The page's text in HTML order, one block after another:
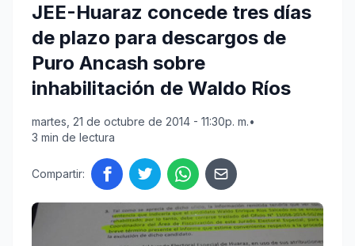
JEE-Huaraz concede tres días
de plazo para descargos de
Puro Ancash sobre
inhabilitación de Waldo Ríos
martes, 21 de octubre de 2014 - 11:30p. m.•
3 min de lectura
Compartir: